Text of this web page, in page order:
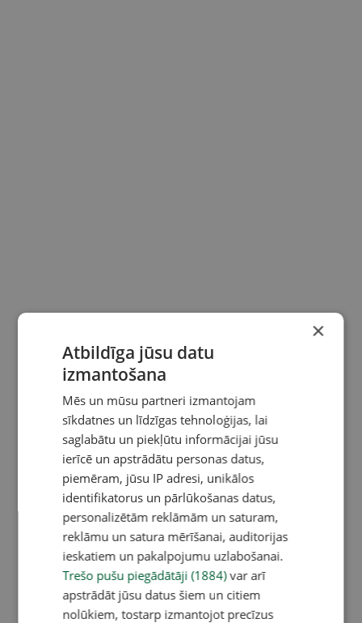
×
Atbildīga jūsu datu
izmantošana
Mēs un mūsu partneri izmantojam
sīkdatnes un līdzīgas tehnoloģijas, lai
saglabātu un piekļūtu informācijai jūsu
ierīcē un apstrādātu personas datus,
piemēram, jūsu IP adresi, unikālos
identifikatorus un pārlūkošanas datus,
personalizētām reklāmām un saturam,
reklāmu un satura mērīšanai, auditorijas
ieskatiem un pakalpojumu uzlabošanai.
Trešo pušu piegādātāji (1884)var arī
apstrādāt jūsu datus šiem un citiem
nolūkiem, tostarp izmantojot precīzus